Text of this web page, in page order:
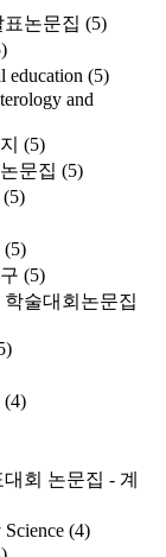
논문집 (5)
education (5)
and
(5)
문집 (5)
(5)
(5)
(5)
술대회논문집
(4)
회 논문집 - 계
(4)